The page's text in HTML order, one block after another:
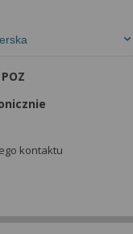
kontaktu
rejestracji